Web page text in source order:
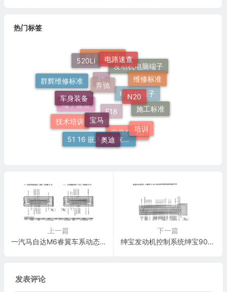
热门标签
宝马
奥迪
培训
N20
奔驰
车身装备
技术培训
51 16 嵌入式烟灰缸托架
宝马520Li
施工标准
维修标准
电路速查
520Li
群辉维修标准
端子速查
F18
电脑板端子
发动机电脑端子
欧美日车系
灯
上一篇
一汽马自达M6睿翼车系动态稳定控制(0SC)电脑板 34针端子
下一篇
绅宝发动机控制系统绅宝9000系列2.3L增压TRIONI C发动机控制系统电脑板70针端子
发表评论